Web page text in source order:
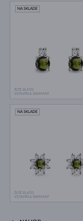
ŽLTÉ ZLATO
VLTAVÍN & DIAMANT
NA SKLADE
ŽLTÉ ZLATO
VLTAVÍN & DIAMANT
NA SKLADE